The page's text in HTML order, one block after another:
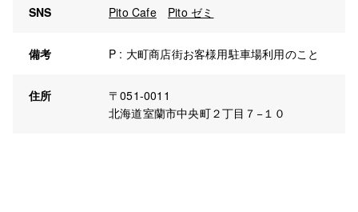
SNS Pito Cafe Pito ゼミ
備考 P : 大町商店街お客様用駐車場利用のこと
住所
〒051-0011
北海道室蘭市中央町２丁目７−１０